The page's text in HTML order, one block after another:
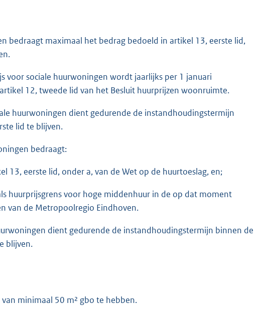
bedraagt maximaal het bedrag bedoeld in artikel 13, eerste lid,
voor sociale huurwoningen wordt jaarlijks per 1 januari
12, tweede lid van het Besluit huurprijzen woonruimte.
huurwoningen dient gedurende de instandhoudingstermijn
lid te blijven.
bedraagt:
13, eerste lid, onder a, van de Wet op de huurtoeslag, en;
huurprijsgrens voor hoge middenhuur in de op dat moment
van de Metropoolregio Eindhoven.
dient gedurende de instandhoudingstermijn binnen de
blijven.
minimaal 50 m² gbo te hebben.